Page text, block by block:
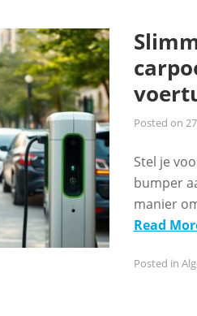
Posted on
Stel je
bumper
manier
Read
Posted in